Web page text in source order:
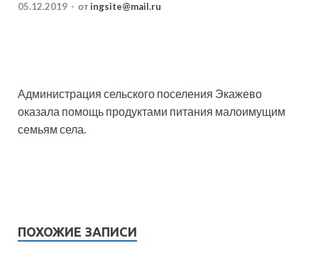
05.12.2019 - от ingsite@mail.ru
Администрация сельского поселения Экажево
оказала помощь продуктами питания малоимущим
семьям села.
ПОХОЖИЕ ЗАПИСИ